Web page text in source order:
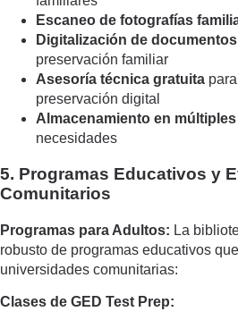
Escaneo de fotografías
Digitalización de
preservación familiar
Asesoría técnica gratuita
preservación digital
Almacenamiento en
necesidades
5. Programas Educativos y
Comunitarios
Programas para Adultos: La
robusto de programas educativos
universidades comunitarias:
Clases de GED Test Prep: